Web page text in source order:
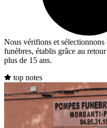
Nous vérifions et sélectionnons
funèbres, établis grâce au
plus de 15 ans.
top notes